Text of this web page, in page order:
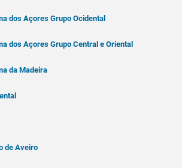
dos Açores Grupo Ocidental
dos Açores Grupo Central e Oriental
da Madeira
de Aveiro